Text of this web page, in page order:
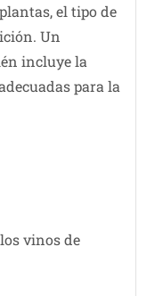
el tipo de
Un
incluye la
para la
vinos de